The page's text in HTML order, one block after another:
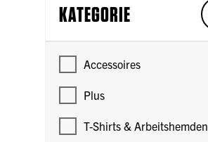
KATEGORIE
Accessoires
Plus
T-Shirts & Arbeitshemden